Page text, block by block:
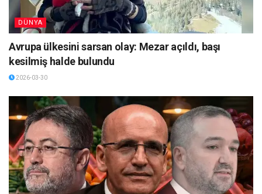
DÜNYA
Avrupa ülkesini sarsan olay: Mezar açıldı, başı
kesilmiş halde bulundu
2026-03-30